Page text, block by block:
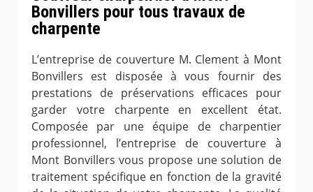
Bonvillers pour tous travaux de
charpente
L’entreprise de couverture M. Clement à Mont
Bonvillers est disposée à vous fournir des
prestations de préservations efficaces pour
garder votre charpente en excellent état.
Composée par une équipe de charpentier
professionnel, l’entreprise de couverture à
Mont Bonvillers vous propose une solution de
traitement spécifique en fonction de la gravité